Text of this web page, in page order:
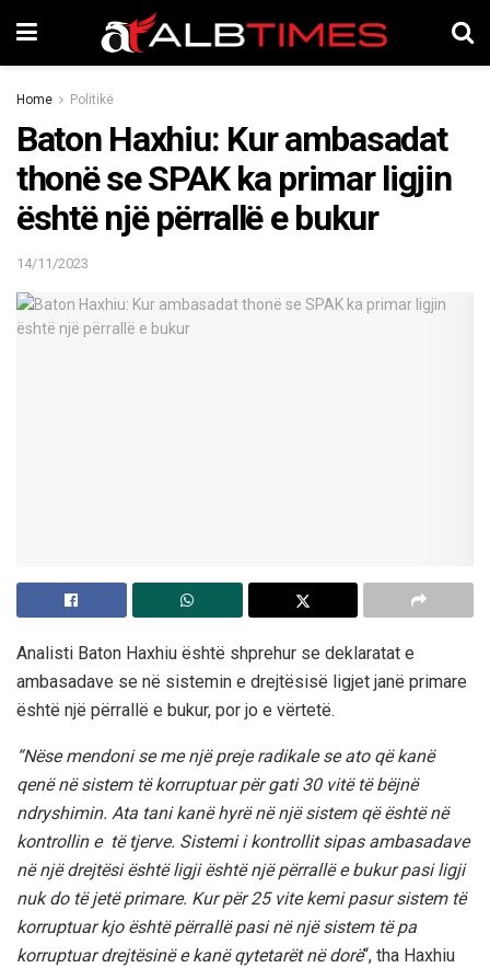
Home Politikë
Baton Haxhiu: Kur ambasadat
thonë se SPAK ka primar ligjin
është një përrallë e bukur
14/11/2023
Analisti Baton Haxhiu është shprehur se deklaratat e
ambasadave se në sistemin e drejtësisë ligjet janë primare
është një përrallë e bukur, por jo e vërtetë.
“Nëse mendoni se me një preje radikale se ato që kanë
qenë në sistem të korruptuar për gati 30 vitë të bëjnë
ndryshimin. Ata tani kanë hyrë në një sistem që është në
kontrollin e të tjerve. Sistemi i kontrollit sipas ambasadave
në një drejtësi është ligji është një përrallë e bukur pasi ligji
nuk do të jetë primare. Kur për 25 vite kemi pasur sistem të
korruptuar kjo është përrallë pasi në një sistem të pa
korruptuar drejtësinë e kanë qytetarët në dorë“, tha Haxhiu